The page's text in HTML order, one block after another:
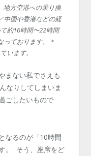
地方空港への乗り換
中国や香港などの経
約16時間〜22時間
っております。＊
います。
まない私でさえも
なりしてしまいま
ごしたいもので
なるのが「10時間
。 そう、座席をど